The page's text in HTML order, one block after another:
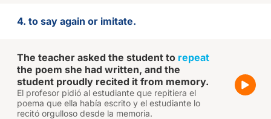
4. to say again or imitate.
The teacher asked the student to repeat
the poem she had written, and the
student proudly recited it from memory.
El profesor pidió al estudiante que repitiera el
poema que ella había escrito y el estudiante lo
recitó orgulloso desde la memoria.